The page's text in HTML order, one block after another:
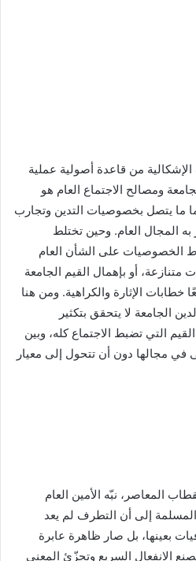
من قاعدة أصولية عملية
ومصالح الاجتماع العام هو
ما يتصل بخصوصيات التدين وتجارب
به المجال العام. وحين تختلط
الخصوصيات على الشأن العام
أو بإهمال القيم الجامعة
خطابات الإثارة والكراهية. ومن هنا
الجامعة لا يتحقق بتكثير
التي تضبط الاجتماع كله، وبين
في مجالها دون أن تتحول إلى معيار
المعاصر، نبّه الأمين العام
إلى أن التطرف لم يعد
بعينها، بل صار ظاهرة عابرة
الانفعال السريع وتجزّئ المعنى